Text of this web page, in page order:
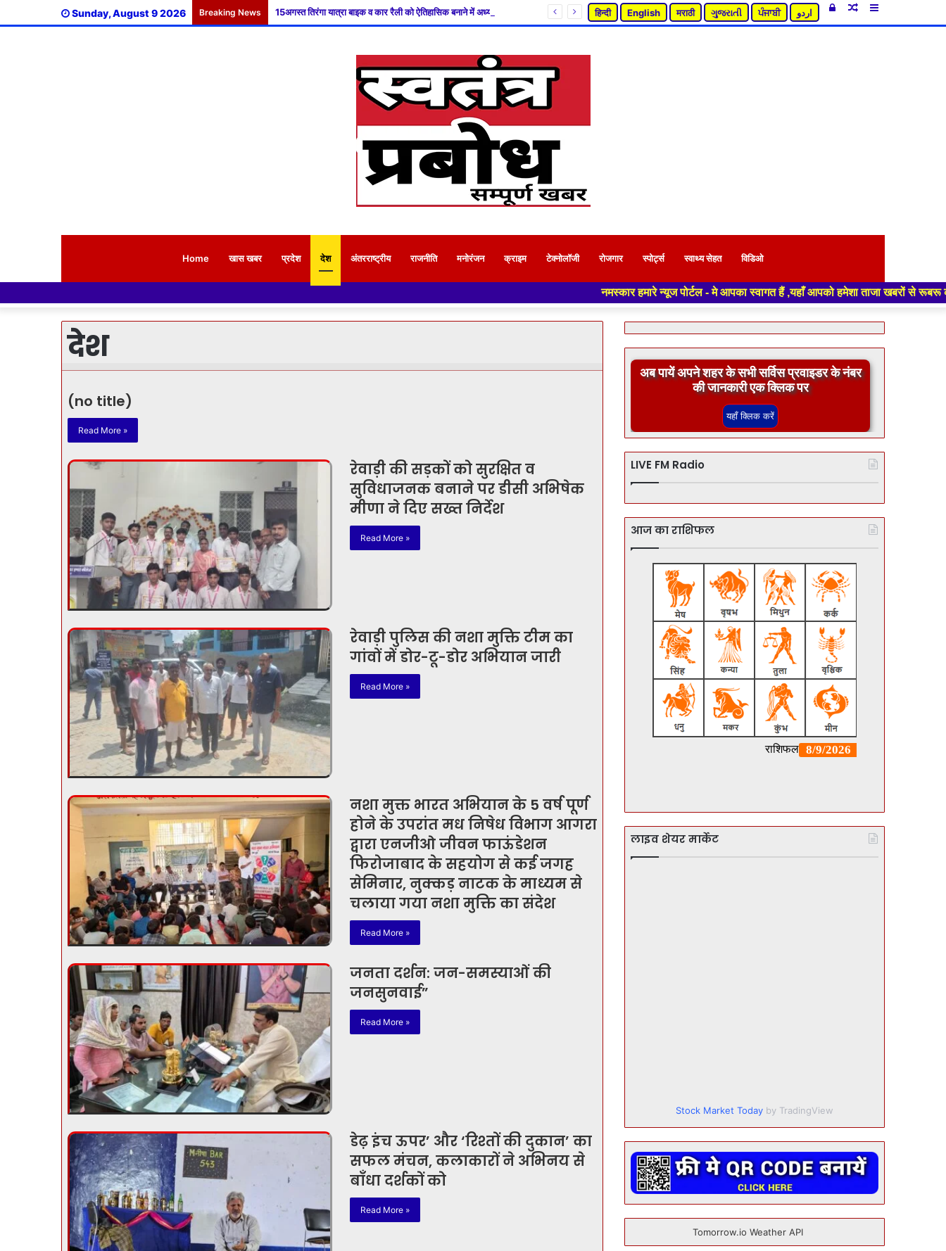
Sunday, August 9 2026 Breaking News हिन्दी English मराठी ગુજરાતી ਪੰਜਾਬੀ اردو Sidebar
Random
Log
Home खास खबर प्रदेश देश अंतरराष्ट्रीय राजनीति मनोरंजन क्राइम टेक्नोलॉजी रोजगार स्पोर्ट्स स्वाथ्य सेहत विडिओ
नमस्कार हमारे न्यूज पोर्टल - मे आपका स्वागत हैं ,यहाँ आपको हमेशा ताजा खबरों से रूबरू कराया
देश
(no title)
Read More »
रेवाड़ी की सड़कों को सुरक्षित व
सुविधाजनक बनाने पर डीसी अभिषेक
मीणा ने दिए सख्त निर्देश
Read More »
रेवाड़ी पुलिस की नशा मुक्ति टीम का
गांवों में डोर-टू-डोर अभियान जारी
Read More »
नशा मुक्त भारत अभियान के 5 वर्ष पूर्ण
होने के उपरांत मध निषेध विभाग आगरा
द्वारा एनजीओ जीवन फाऊंडेशन
फिरोजाबाद के सहयोग से कई जगह
सेमिनार, नुक्कड़ नाटक के माध्यम से
चलाया गया नशा मुक्ति का संदेश
Read More »
जनता दर्शन: जन-समस्याओं की
जनसुनवाई”
Read More »
डेढ़ इंच ऊपर’ और ‘रिश्तों की दुकान’ का
सफल मंचन, कलाकारों ने अभिनय से
बाँधा दर्शकों को
Read More »
अब पायें अपने शहर के सभी सर्विस प्रवाइडर के नंबर
की जानकारी एक क्लिक पर
LIVE FM Radio
आज का राशिफल
लाइव शेयर मार्केट
Stock Market Today by TradingView